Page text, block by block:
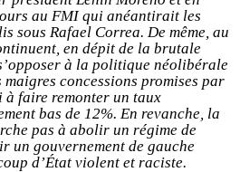
au FMI qui anéantirait les
sous Rafael Correa. De même, au
en dépit de la brutale
à la politique néolibérale
concessions promises par
à faire remonter un taux
bas de 12%. En revanche, la
pas à abolir un régime de
un gouvernement de gauche
d’État violent et raciste.